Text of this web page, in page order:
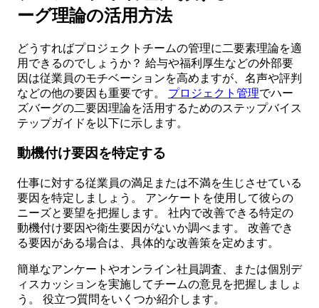
ーグ理論の活用方法
どうすればプロジェクトチームの管理に二要素理論を適
用できるのでしょうか？ 給与や福利厚生などの外部要
因は従業員のモチベーションを高めますが、名声や評判
などの他の要因も重要です。 プロジェクト管理でハー
ズバーグの二要因理論を活用するためのステップバイス
テップガイドを以下に示します。
動機付け要因を特定する
仕事に対する従業員の満足または不満を生じさせている
要因を特定しましょう。 アンケートを使用して彼らの
ニーズと要望を把握します。 社内で改善できる特定の
動機付け要因や衛生要因がないか調べます。 改善でき
る要因がある場合は、具体的な改善策を定めます。
簡単なアンケートやオンライン社員調査、または個別デ
ィスカッションを実施してチームの意見を把握しましょ
う。 役立つ質問をいくつか紹介します。